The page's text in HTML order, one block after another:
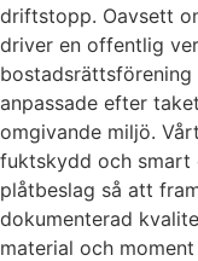
driftstopp. Oavsett
driver en offentlig
anpassade efter
omgivande miljö.
fuktskydd och smart
plåtbeslag så att
dokumenterad
material och